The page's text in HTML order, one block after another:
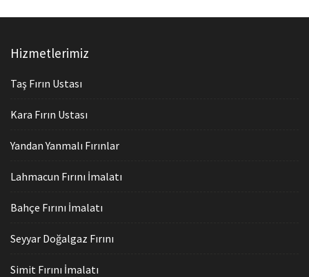
Hizmetlerimiz
Taş Fırın Ustası
Kara Fırın Ustası
Yandan Yanmalı Fırınlar
Lahmacun Fırını İmalatı
Bahçe Fırını İmalatı
Seyyar Doğalgaz Fırını
Simit Fırını İmalatı